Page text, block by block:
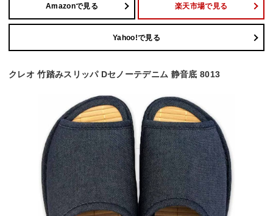
Amazonで見る 楽天市場で見る
Yahoo!で見る
クレオ 竹踏みスリッパ Dセノーテデニム 静音底 8013